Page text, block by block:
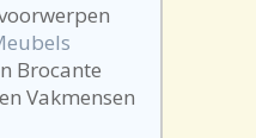
Brocante
Vakmensen